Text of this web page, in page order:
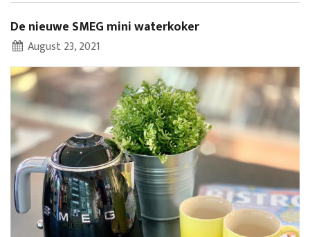
De nieuwe SMEG mini waterkoker
August 23, 2021